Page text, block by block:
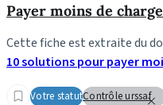
Payer moins de
Cette fiche est extraite du
10 solutions pour payer
Votre statutContrôle urssaf